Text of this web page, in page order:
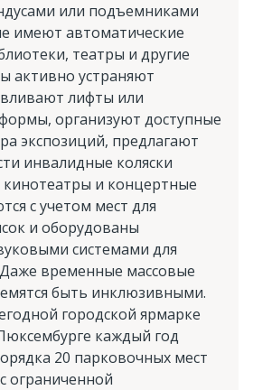
или подъемниками
имеют автоматические
театры и другие
активно устраняют
лифты или
организуют доступные
экспозиций, предлагают
инвалидные коляски
и концертные
с учетом мест для
и оборудованы
системами для
временные массовые
быть инклюзивными.
городской ярмарке
каждый год
20 парковочных мест
ограниченной